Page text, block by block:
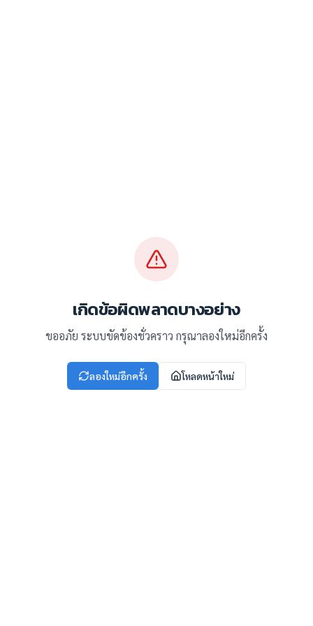
เกิดข้อผิดพลาดบางอย่าง
ขออภัย ระบบขัดข้องชั่วคราว กรุณาลองใหม่อีกครั้ง
ลองใหม่อีกครั้ง โหลดหน้าใหม่